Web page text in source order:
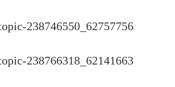
238746550_62757756
238766318_62141663